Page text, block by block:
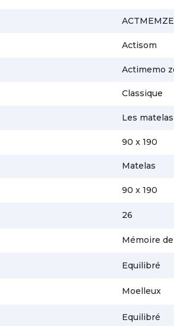
Actisom
Actimemo
Classique
Les
90 x 190
Matelas
90 x 190
26
Mémoire
Equilibré
Moelleux
Equilibré